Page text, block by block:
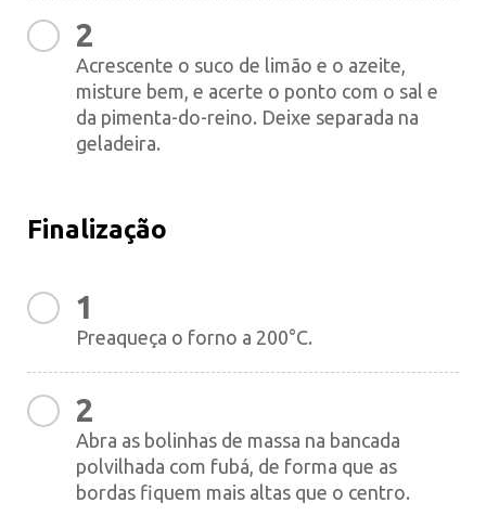
2
Acrescente o suco de limão e o azeite,
misture bem, e acerte o ponto com o sal e
da pimenta-do-reino. Deixe separada na
geladeira.
Finalização
1
Preaqueça o forno a 200°C.
2
Abra as bolinhas de massa na bancada
polvilhada com fubá, de forma que as
bordas fiquem mais altas que o centro.